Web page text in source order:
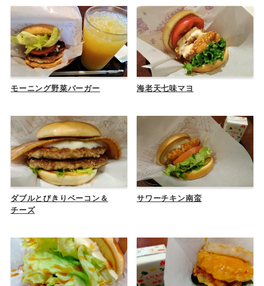
モーニング野菜バーガー 海老天七味マヨ
ダブルとびきりベーコン＆
チーズ
サワーチキン南蛮